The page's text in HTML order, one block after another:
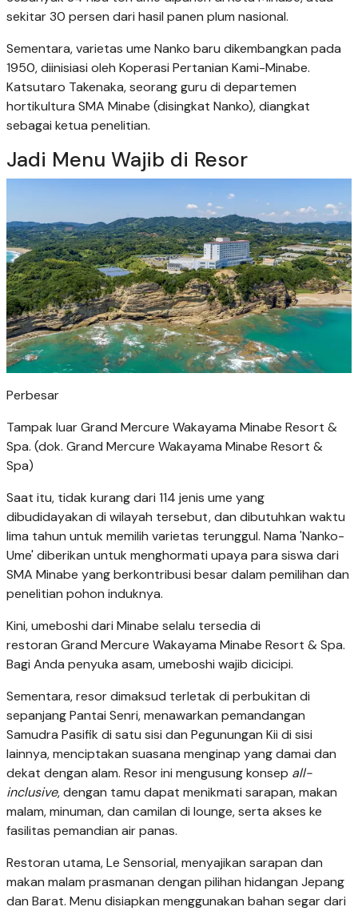
sekitar 30 persen dari hasil panen plum nasional.
Sementara, varietas ume Nanko baru dikembangkan pada
1950, diinisiasi oleh Koperasi Pertanian Kami-Minabe.
Katsutaro Takenaka, seorang guru di departemen
hortikultura SMA Minabe (disingkat Nanko), diangkat
sebagai ketua penelitian.
Jadi Menu Wajib di Resor
Perbesar
Tampak luar Grand Mercure Wakayama Minabe Resort &
Spa. (dok. Grand Mercure Wakayama Minabe Resort &
Spa)
Saat itu, tidak kurang dari 114 jenis ume yang
dibudidayakan di wilayah tersebut, dan dibutuhkan waktu
lima tahun untuk memilih varietas terunggul. Nama 'Nanko-
Ume' diberikan untuk menghormati upaya para siswa dari
SMA Minabe yang berkontribusi besar dalam pemilihan dan
penelitian pohon induknya.
Kini, umeboshi dari Minabe selalu tersedia di
restoran Grand Mercure Wakayama Minabe Resort & Spa.
Bagi Anda penyuka asam, umeboshi wajib dicicipi.
Sementara, resor dimaksud terletak di perbukitan di
sepanjang Pantai Senri, menawarkan pemandangan
Samudra Pasifik di satu sisi dan Pegunungan Kii di sisi
lainnya, menciptakan suasana menginap yang damai dan
dekat dengan alam. Resor ini mengusung konsep all-
inclusive, dengan tamu dapat menikmati sarapan, makan
malam, minuman, dan camilan di lounge, serta akses ke
fasilitas pemandian air panas.
Restoran utama, Le Sensorial, menyajikan sarapan dan
makan malam prasmanan dengan pilihan hidangan Jepang
dan Barat. Menu disiapkan menggunakan bahan segar dari